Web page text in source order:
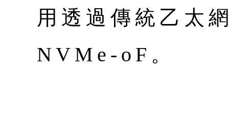
用透過傳統乙太
NVMe-oF。